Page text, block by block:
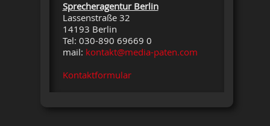
Sprecheragentur Berlin
Lassenstraße 32
14193 Berlin
Tel: 030-890 69669 0
mail: kontakt@media-paten.com
Kontaktformular